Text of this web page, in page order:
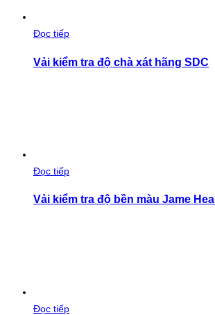
Đọc tiếp
Vải kiểm tra độ chà xát hãng SDC
Đọc tiếp
Vải kiểm tra độ bền màu Jame Heal
Đọc tiếp